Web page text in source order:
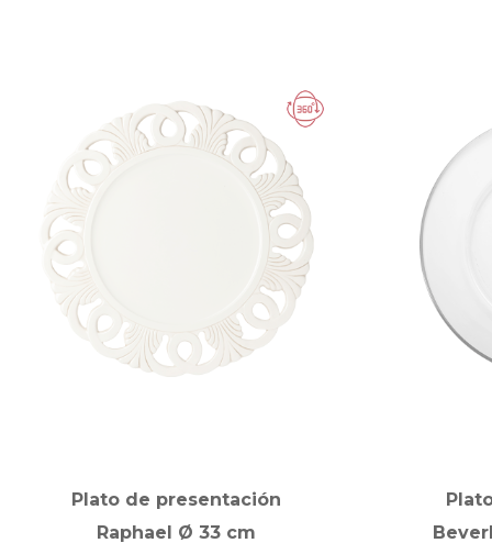
Plato de presentación
Raphael Ø 33 cm